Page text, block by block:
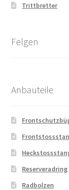
Trittbretter
Felgen
Anbauteile
Reserveradring
Radbolzen